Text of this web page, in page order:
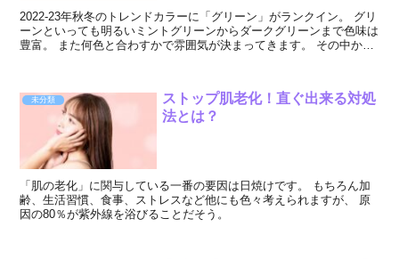
2022-23年秋冬のトレンドカラーに「グリーン」がランクイン。 グリ
ーンといっても明るいミントグリーンからダークグリーンまで色味は
豊富。 また何色と合わすかで雰囲気が決まってきます。 その中から
未分類
ストップ肌老化！直ぐ出来る対処
法とは？
「肌の老化」に関与している一番の要因は日焼けです。 もちろん加
齢、生活習慣、食事、ストレスなど他にも色々考えられますが、 原
因の80％が紫外線を浴びることだそう。